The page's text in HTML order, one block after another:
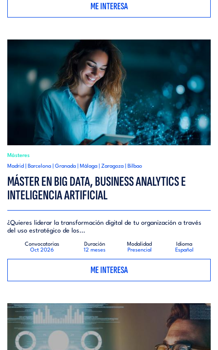
ME INTERESA
Másteres
Madrid | Barcelona | Granada | Málaga | Zaragoza | Bilbao
MÁSTER EN BIG DATA, BUSINESS ANALYTICS E
INTELIGENCIA ARTIFICIAL
¿Quieres liderar la transformación digital de tu organización a través
del uso estratégico de los...
Convocatorias
Oct 2026
Duración
12 meses
Modalidad
Presencial
Idioma
Español
ME INTERESA